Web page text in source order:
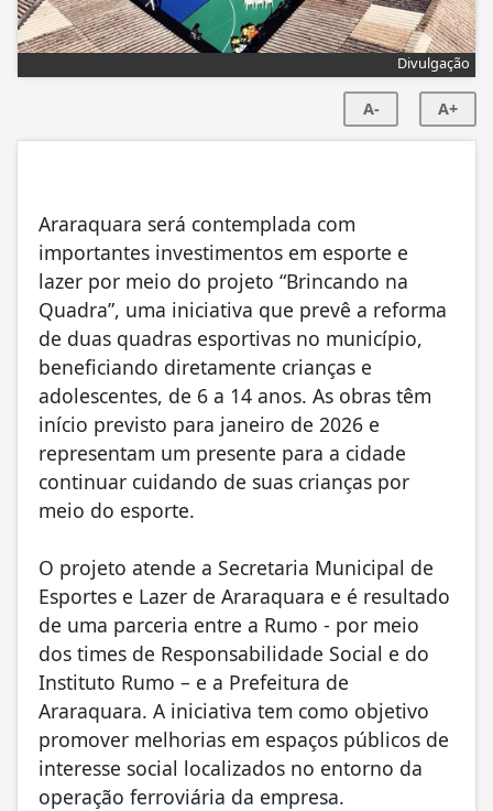
Divulgação
A- A+
Araraquara será contemplada com
importantes investimentos em esporte e
lazer por meio do projeto “Brincando na
Quadra”, uma iniciativa que prevê a reforma
de duas quadras esportivas no município,
beneficiando diretamente crianças e
adolescentes, de 6 a 14 anos. As obras têm
início previsto para janeiro de 2026 e
representam um presente para a cidade
continuar cuidando de suas crianças por
meio do esporte.
O projeto atende a Secretaria Municipal de
Esportes e Lazer de Araraquara e é resultado
de uma parceria entre a Rumo - por meio
dos times de Responsabilidade Social e do
Instituto Rumo – e a Prefeitura de
Araraquara. A iniciativa tem como objetivo
promover melhorias em espaços públicos de
interesse social localizados no entorno da
operação ferroviária da empresa.